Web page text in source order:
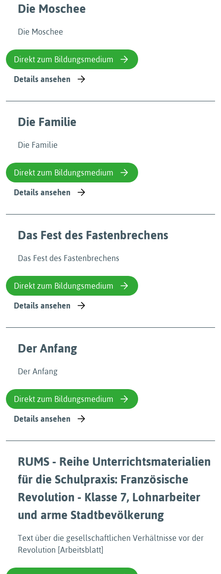
Die Moschee
Die Moschee
Direkt zum Bildungsmedium
Details ansehen
Die Familie
Die Familie
Direkt zum Bildungsmedium
Details ansehen
Das Fest des Fastenbrechens
Das Fest des Fastenbrechens
Direkt zum Bildungsmedium
Details ansehen
Der Anfang
Der Anfang
Direkt zum Bildungsmedium
Details ansehen
RUMS - Reihe Unterrichtsmaterialien
für die Schulpraxis: Französische
Revolution - Klasse 7, Lohnarbeiter
und arme Stadtbevölkerung
Text über die gesellschaftlichen Verhältnisse vor der
Revolution [Arbeitsblatt]